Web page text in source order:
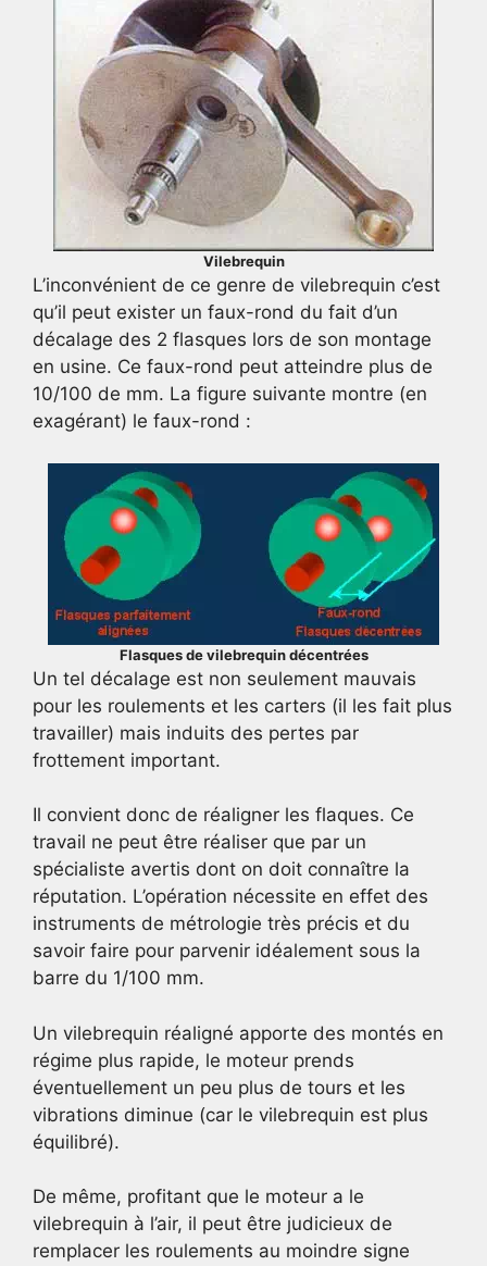
Vilebrequin
L’inconvénient de ce genre de vilebrequin c’est
qu’il peut exister un faux-rond du fait d’un
décalage des 2 flasques lors de son montage
en usine. Ce faux-rond peut atteindre plus de
10/100 de mm. La figure suivante montre (en
exagérant) le faux-rond :
Flasques de vilebrequin décentrées
Un tel décalage est non seulement mauvais
pour les roulements et les carters (il les fait plus
travailler) mais induits des pertes par
frottement important.
Il convient donc de réaligner les flaques. Ce
travail ne peut être réaliser que par un
spécialiste avertis dont on doit connaître la
réputation. L’opération nécessite en effet des
instruments de métrologie très précis et du
savoir faire pour parvenir idéalement sous la
barre du 1/100 mm.
Un vilebrequin réaligné apporte des montés en
régime plus rapide, le moteur prends
éventuellement un peu plus de tours et les
vibrations diminue (car le vilebrequin est plus
équilibré).
De même, profitant que le moteur a le
vilebrequin à l’air, il peut être judicieux de
remplacer les roulements au moindre signe